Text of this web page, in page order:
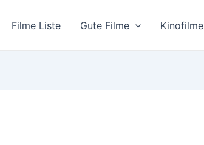
Filme Liste Gute Filme Kinofilme